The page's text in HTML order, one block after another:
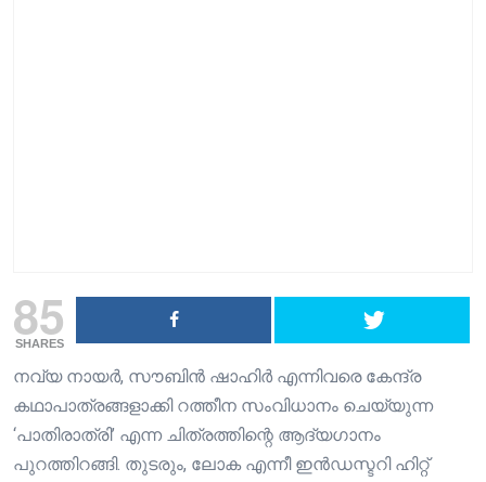
85
SHARES
നവ്യ നായർ, സൗബിൻ ഷാഹിർ എന്നിവരെ കേന്ദ്ര
കഥാപാത്രങ്ങളാക്കി റത്തീന സംവിധാനം ചെയ്യുന്ന
‘പാതിരാത്രി’ എന്ന ചിത്രത്തിന്റെ ആദ്യഗാനം
പുറത്തിറങ്ങി. തുടരും, ലോക എന്നീ ഇൻഡസ്ടറി ഹിറ്റ്